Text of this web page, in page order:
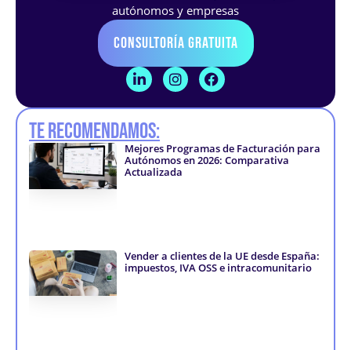
autónomos y empresas
Consultoría Gratuita
L
i
k
e
d
i
n
I
n
t
g
r
a
F
a
e
o
o
Te recomendamos:
Mejores Programas de Facturación para
Autónomos en 2026: Comparativa
Actualizada
Vender a clientes de la UE desde España:
impuestos, IVA OSS e intracomunitario